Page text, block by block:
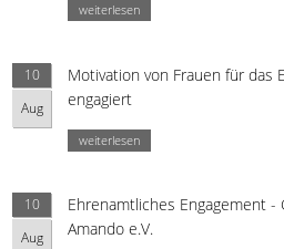
weiterlesen
10
Aug
Motivation von Frauen für das
engagiert
weiterlesen
10
Aug
Ehrenamtliches Engagement -
Amando e.V.